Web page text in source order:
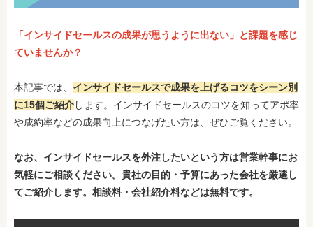
「インサイドセールスの成果が思うように出ない」と課題を感じ
ていませんか？
本記事では、 インサイドセールスで成果を上げるコツをシーン別
に15個ご紹介します。インサイドセールスのコツを知ってアポ率
や成約率などの成果向上につなげたい方は、ぜひご覧ください。
なお、インサイドセールスを外注したいという方は営業幹事にお
気軽にご相談ください。貴社の目的・予算にあった会社を厳選し
てご紹介します。相談料・会社紹介料などは無料です。